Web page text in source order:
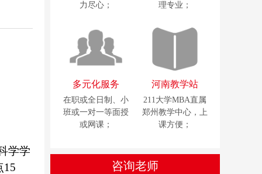
学学
15
力尽心；
理专业；
多元化服务
在职或全日制、小
班或一对一等面授
或网课；
河南教学站
211大学MBA直属
郑州教学中心，上
课方便；
咨询老师